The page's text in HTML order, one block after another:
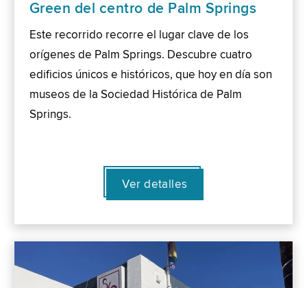
Green del centro de Palm Springs
Este recorrido recorre el lugar clave de los
orígenes de Palm Springs. Descubre cuatro
edificios únicos e históricos, que hoy en día son
museos de la Sociedad Histórica de Palm
Springs.
Ver detalles